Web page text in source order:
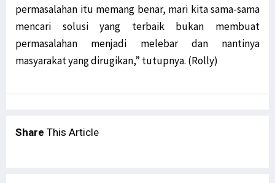
permasalahan itu memang benar, mari kita sama-sama
mencari solusi yang terbaik bukan membuat
permasalahan menjadi melebar dan nantinya
masyarakat yang dirugikan,” tutupnya. (Rolly)
Share This Article